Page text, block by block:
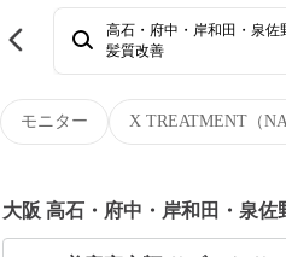
モニター X TREATMENT（
高石・府中・岸和田・泉佐
髪質改善
大阪 高石・府中・岸和田・泉佐